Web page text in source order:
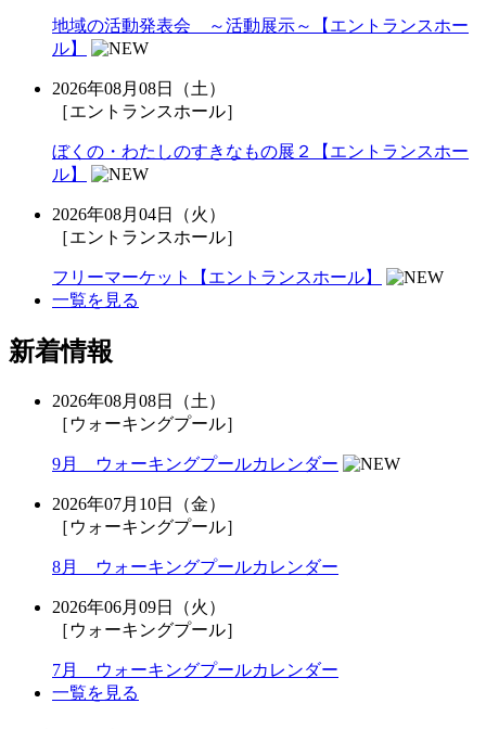
地域の活動発表会 ～活動展示～【エントランスホー
ル】
2026年08月08日（土）
［エントランスホール］
ぼくの・わたしのすきなもの展２【エントランスホー
ル】
2026年08月04日（火）
［エントランスホール］
フリーマーケット【エントランスホール】
一覧を見る
新着情報
2026年08月08日（土）
［ウォーキングプール］
9月 ウォーキングプールカレンダー
2026年07月10日（金）
［ウォーキングプール］
8月 ウォーキングプールカレンダー
2026年06月09日（火）
［ウォーキングプール］
7月 ウォーキングプールカレンダー
一覧を見る